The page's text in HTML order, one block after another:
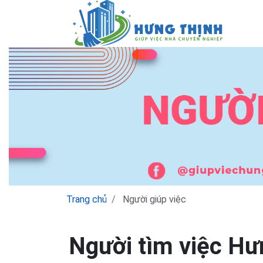
Trang chủ Người giúp việc
Người tìm việc